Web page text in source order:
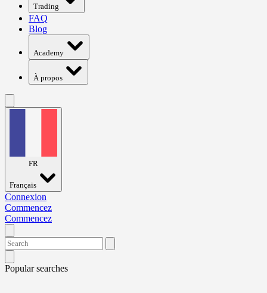
Trading
FAQ
Blog
Academy
À propos
FR
Français
Connexion
Commencez
Commencez
Popular searches